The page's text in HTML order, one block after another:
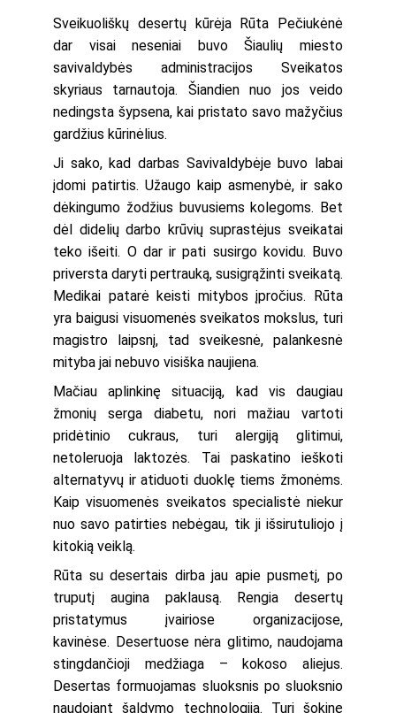
Sveikuoliškų desertų kūrėja Rūta Pečiukėnė
dar visai neseniai buvo Šiaulių miesto
savivaldybės administracijos Sveikatos
skyriaus tarnautoja. Šiandien nuo jos veido
nedingsta šypsena, kai pristato savo mažyčius
gardžius kūrinėlius.
Ji sako, kad darbas Savivaldybėje buvo labai
įdomi patirtis. Užaugo kaip asmenybė, ir sako
dėkingumo žodžius buvusiems kolegoms. Bet
dėl didelių darbo krūvių suprastėjus sveikatai
teko išeiti. O dar ir pati susirgo kovidu. Buvo
priversta daryti pertrauką, susigrąžinti sveikatą.
Medikai patarė keisti mitybos įpročius. Rūta
yra baigusi visuomenės sveikatos mokslus, turi
magistro laipsnį, tad sveikesnė, palankesnė
mityba jai nebuvo visiška naujiena.
Mačiau aplinkinę situaciją, kad vis daugiau
žmonių serga diabetu, nori mažiau vartoti
pridėtinio cukraus, turi alergiją glitimui,
netoleruoja laktozės. Tai paskatino ieškoti
alternatyvų ir atiduoti duoklę tiems žmonėms.
Kaip visuomenės sveikatos specialistė niekur
nuo savo patirties nebėgau, tik ji išsirutuliojo į
kitokią veiklą.
Rūta su desertais dirba jau apie pusmetį, po
truputį augina paklausą. Rengia desertų
pristatymus įvairiose organizacijose,
kavinėse. Desertuose nėra glitimo, naudojama
stingdančioji medžiaga – kokoso aliejus.
Desertas formuojamas sluoksnis po sluoksnio
naudojant šaldymo technologiją. Turi šokinę